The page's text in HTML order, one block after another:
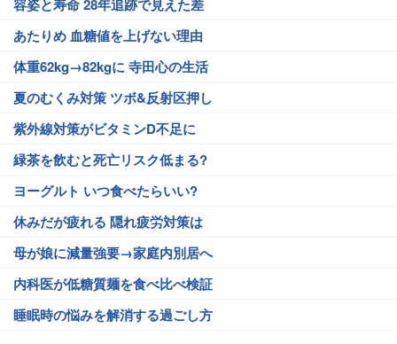
容姿と寿命 28年追跡で見えた差
あたりめ 血糖値を上げない理由
体重62kg→82kgに 寺田心の生活
夏のむくみ対策 ツボ&反射区押し
紫外線対策がビタミンD不足に
緑茶を飲むと死亡リスク低まる?
ヨーグルト いつ食べたらいい?
休みだが疲れる 隠れ疲労対策は
母が娘に減量強要→家庭内別居へ
内科医が低糖質麺を食べ比べ検証
睡眠時の悩みを解消する過ごし方